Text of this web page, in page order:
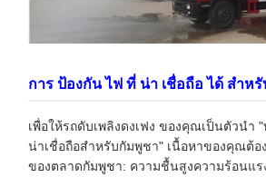
การ ป้องกัน ไฟ ที่ น่า เชื่อถือ ได้ สําห
เพื่อให้รถดับเพลิงดงเฟง ของคุณเป็นตัวนํา
น่าเชื่อถือสําหรับกัมพูชา" เนื้อหาของคุณต้อ
ของตลาดกัมพูชา: ความชื้นสูงความร้อนแร